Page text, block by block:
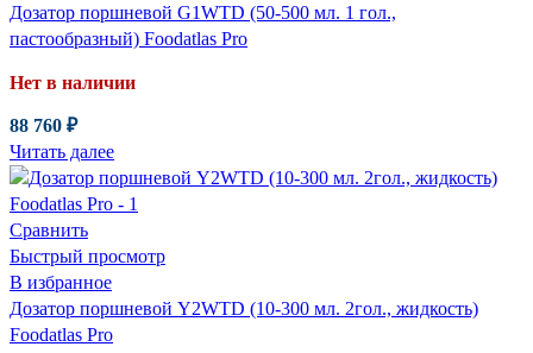
Дозатор поршневой G1WTD (50-500 мл. 1 гол.,
пастообразный) Foodatlas Pro
Нет в наличии
88 760 ₽
Читать далее
Сравнить
Быстрый просмотр
В избранное
Дозатор поршневой Y2WTD (10-300 мл. 2гол., жидкость)
Foodatlas Pro